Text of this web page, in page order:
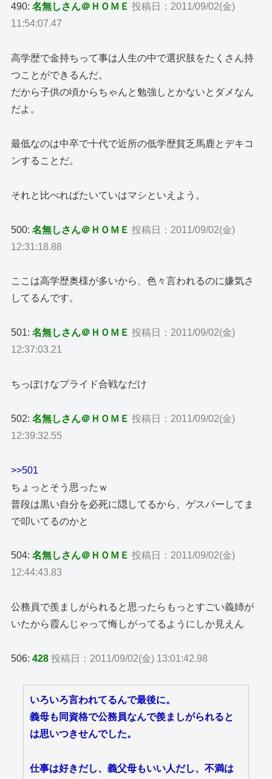
490:名無しさん＠ＨＯＭＥ 投稿日：2011/09/02(金)
11:54:07.47
高学歴で金持ちって事は人生の中で選択肢をたくさん持
つことができるんだ。
だから子供の頃からちゃんと勉強しとかないとダメなん
だよ。
最低なのは中卒で十代で近所の低学歴貧乏馬鹿とデキコ
ンすることだ。
それと比べればたいていはマシといえよう。
500:名無しさん＠ＨＯＭＥ 投稿日：2011/09/02(金)
12:31:18.88
ここは高学歴奥様が多いから、色々言われるのに嫌気さ
してるんです。
501:名無しさん＠ＨＯＭＥ 投稿日：2011/09/02(金)
12:37:03.21
ちっぽけなプライド合戦なだけ
502:名無しさん＠ＨＯＭＥ 投稿日：2011/09/02(金)
12:39:32.55
>>501
ちょっとそう思ったｗ
普段は黒い自分を必死に隠してるから、ゲスパーしてま
で叩いてるのかと
504:名無しさん＠ＨＯＭＥ 投稿日：2011/09/02(金)
12:44:43.83
公務員で羨ましがられると思ったらもっとすごい義姉が
いたから霞んじゃって悔しがってるようにしか見えん
506:428 投稿日：2011/09/02(金) 13:01:42.98
いろいろ言われてるんで最後に。
義母も同資格で公務員なんで羨ましがられると
は思いつきせんでした。
仕事は好きだし、義父母もいい人だし、不満は